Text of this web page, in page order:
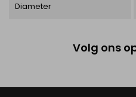
Diameter
Volg ons